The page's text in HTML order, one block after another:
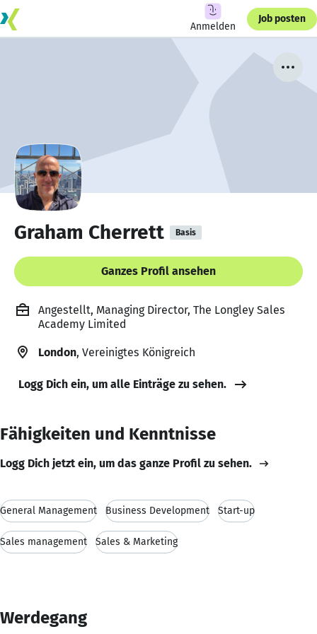
Anmelden
Job posten
Graham Cherrett Basis
Ganzes Profil ansehen
Angestellt, Managing Director, The Longley Sales
Academy Limited
London, Vereinigtes Königreich
Logg Dich ein, um alle Einträge zu sehen.
Fähigkeiten und Kenntnisse
Logg Dich jetzt ein, um das ganze Profil zu sehen.
General Management Business Development Start-up
Sales management Sales & Marketing
Werdegang